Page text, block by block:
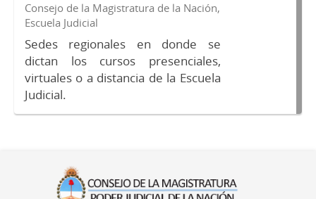
Consejo de la Magistratura de la Nación,
Escuela Judicial
Sedes regionales en donde se
dictan los cursos presenciales,
virtuales o a distancia de la Escuela
Judicial.